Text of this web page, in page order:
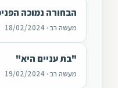
הבחורה נמוכה
מעשה רב · 18/02/2024
"בת עניים היא"
מעשה רב · 19/02/2024